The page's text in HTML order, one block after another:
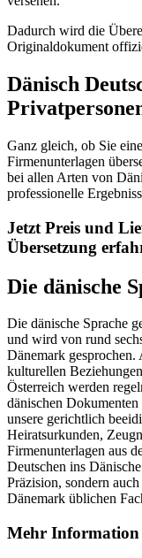
Dadurch wird die
Originaldokument
Dänisch
Ganz gleich, ob Sie
Firmenunterlagen
bei allen Arten von
professionelle
Jetzt Preis und
Übersetzung
Die dänische
Die dänische Sprache
und wird von rund
Dänemark
kulturellen
Österreich werden
dänischen
unsere gerichtlich
Heiratsurkunden,
Firmenunterlagen aus
Deutschen ins
Präzision, sondern
Dänemark üblichen
Mehr Information